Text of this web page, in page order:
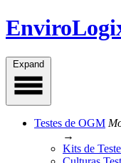
Skip
to
Expand
Testes de OGM
→
Kits de